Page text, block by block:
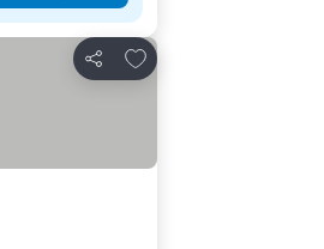
Partilhar
Adicionar aos favoritos